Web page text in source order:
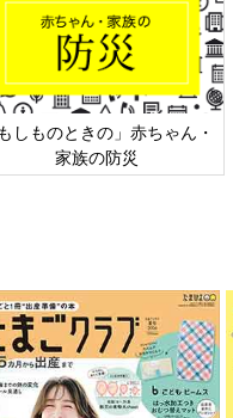
もしものときの」赤ちゃん・
家族の防災